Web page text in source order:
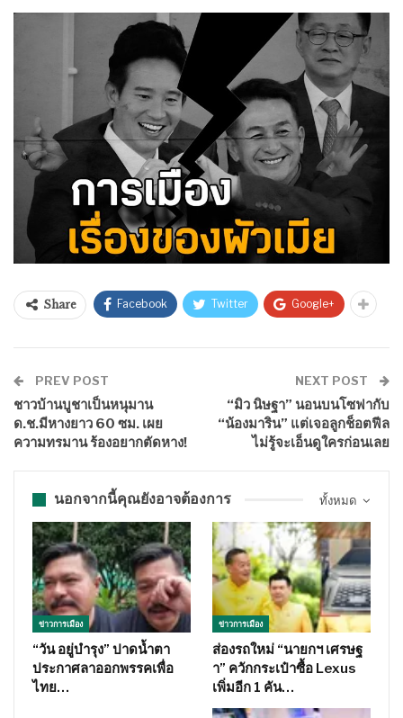
Share Facebook Twitter Google+
PREV POST
ชาวบ้านบูชาเป็นหนุมาน
ด.ช.มีหางยาว 60 ซม. เผย
ความทรมาน ร้องอยากตัดหาง!
NEXT POST
“มิว นิษฐา” นอนบนโซฟากับ
“น้องมาริน” แต่เจอลูกช็อตฟีล
ไม่รู้จะเอ็นดูใครก่อนเลย
ทั้งหมด
นอกจากนี้คุณยังอาจต้องการ
ข่าวการเมือง
“วัน อยู่บำรุง” ปาดน้ำตา
ประกาศลาออกพรรคเพื่อ
ไทย…
ข่าวการเมือง
ส่องรถใหม่ “นายกฯ เศรษฐ
า” ควักกระเป๋าซื้อ Lexus
เพิ่มอีก 1 คัน…